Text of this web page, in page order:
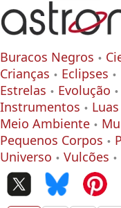
Buracos Negros
Crianças
Eclipses
Estrelas
Evolução
Instrumentos
Luas
Meio Ambiente
Pequenos Corpos
Universo
Vulcões